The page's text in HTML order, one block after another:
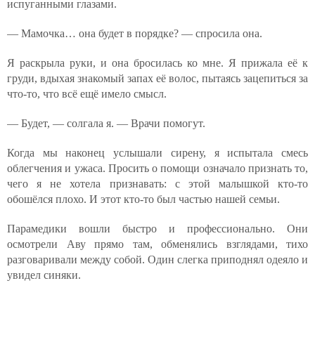
испуганными глазами.
— Мамочка… она будет в порядке? — спросила она.
Я раскрыла руки, и она бросилась ко мне. Я прижала её к
груди, вдыхая знакомый запах её волос, пытаясь зацепиться за
что-то, что всё ещё имело смысл.
— Будет, — солгала я. — Врачи помогут.
Когда мы наконец услышали сирену, я испытала смесь
облегчения и ужаса. Просить о помощи означало признать то,
чего я не хотела признавать: с этой малышкой кто-то
обошёлся плохо. И этот кто-то был частью нашей семьи.
Парамедики вошли быстро и профессионально. Они
осмотрели Аву прямо там, обменялись взглядами, тихо
разговаривали между собой. Один слегка приподнял одеяло и
увидел синяки.